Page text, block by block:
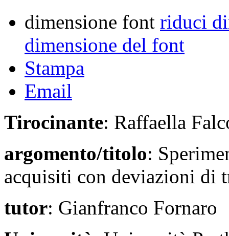
dimensione font riduci
dimensione del font
Stampa
Email
Tirocinante: Raffaella
argomento/titolo:
acquisiti con deviazioni di
tutor: Gianfranco Fornaro